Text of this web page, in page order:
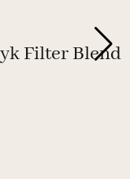
Filter Blend